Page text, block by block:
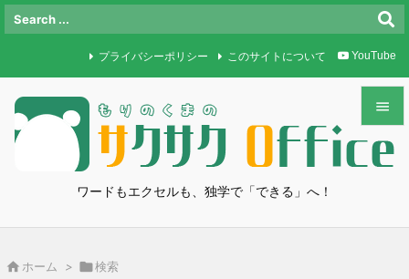
ワードもエクセルも、独学で「できる」へ！


メニュ
プライバシーポリシー このサイトについて YouTube
 ホーム > 検索